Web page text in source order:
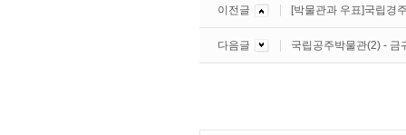
이전글 [박물관과 우표]국립경
다음글 국립공주박물관(2) - 금